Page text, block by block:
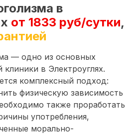
в
от 1833 руб/сутки,
— одно из основных
в Электроуглях.
комплексный подход:
физическую зависимость
также проработать
употребления,
морально-